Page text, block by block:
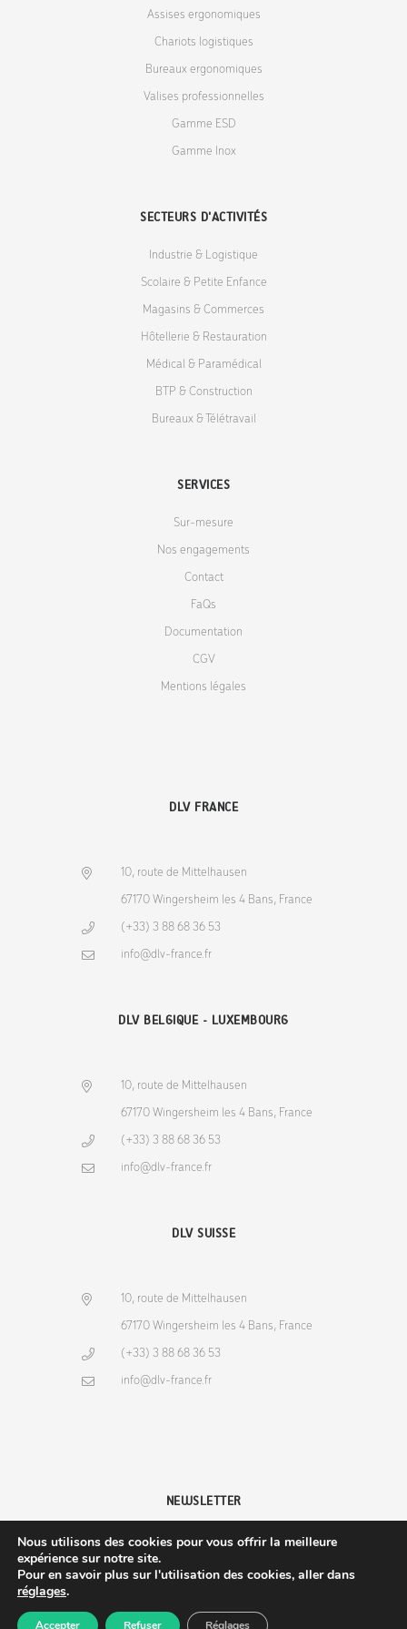
Assises ergonomiques
Chariots logistiques
Bureaux ergonomiques
Valises professionnelles
Gamme ESD
Gamme Inox
SECTEURS D'ACTIVITÉS
Industrie & Logistique
Scolaire & Petite Enfance
Magasins & Commerces
Hôtellerie & Restauration
Médical & Paramédical
BTP & Construction
Bureaux & Télétravail
SERVICES
Sur-mesure
Nos engagements
Contact
FaQs
Documentation
CGV
Mentions légales
DLV FRANCE
10, route de Mittelhausen
67170 Wingersheim les 4 Bans, France
(+33) 3 88 68 36 53
info@dlv-france.fr
DLV BELGIQUE - LUXEMBOURG
10, route de Mittelhausen
67170 Wingersheim les 4 Bans, France
(+33) 3 88 68 36 53
info@dlv-france.fr
DLV SUISSE
10, route de Mittelhausen
67170 Wingersheim les 4 Bans, France
(+33) 3 88 68 36 53
info@dlv-france.fr
NEWSLETTER
Copyright © 2026DLV-France. Tous droits réservés.
Nous utilisons des cookies pour vous offrir la meilleure
expérience sur notre site.
Pour en savoir plus sur l'utilisation des cookies, aller dans
réglages.
Accepter Refuser Réglages